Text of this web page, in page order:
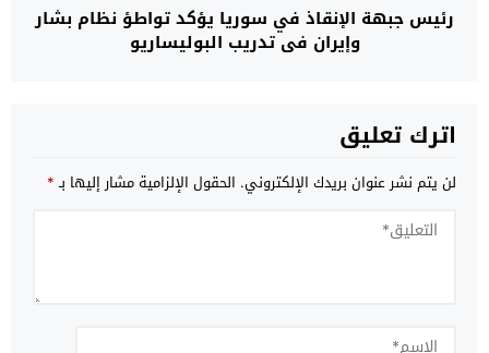
رئيس جبهة الإنقاذ في سوريا يؤكد تواطؤ نظام بشار
وإيران في تدريب البوليساريو
اترك تعليق
لن يتم نشر عنوان بريدك الإلكتروني. الحقول الإلزامية مشار إليها بـ*